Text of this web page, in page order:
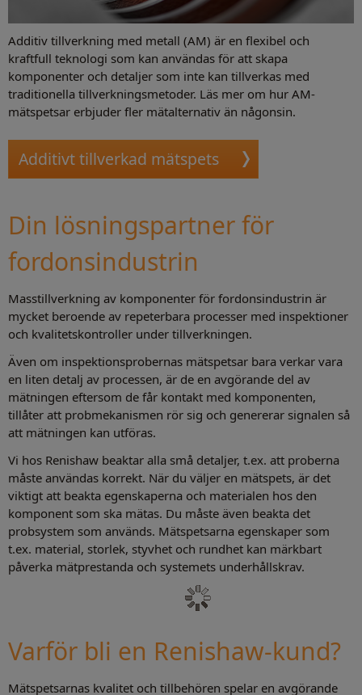
Additiv tillverkning med metall (AM) är en flexibel och
kraftfull teknologi som kan användas för att skapa
komponenter och detaljer som inte kan tillverkas med
traditionella tillverkningsmetoder. Läs mer om hur AM-
mätspetsar erbjuder fler mätalternativ än någonsin.
Additivt tillverkad mätspets
Din lösningspartner för
fordonsindustrin
Masstillverkning av komponenter för fordonsindustrin är
mycket beroende av repeterbara processer med inspektioner
och kvalitetskontroller under tillverkningen.
Även om inspektionsprobernas mätspetsar bara verkar vara
en liten detalj av processen, är de en avgörande del av
mätningen eftersom de får kontakt med komponenten,
tillåter att probmekanismen rör sig och genererar signalen så
att mätningen kan utföras.
Vi hos Renishaw beaktar alla små detaljer, t.ex. att proberna
måste användas korrekt. När du väljer en mätspets, är det
viktigt att beakta egenskaperna och materialen hos den
komponent som ska mätas. Du måste även beakta det
probsystem som används. Mätspetsarna egenskaper som
t.ex. material, storlek, styvhet och rundhet kan märkbart
påverka mätprestanda och systemets underhållskrav.
Varför bli en Renishaw-kund?
Mätspetsarnas kvalitet och tillbehören spelar en avgörande